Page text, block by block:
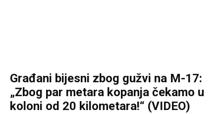
Građani bijesni zbog gužvi na M-17:
„Zbog par metara kopanja čekamo u
koloni od 20 kilometara!“ (VIDEO)